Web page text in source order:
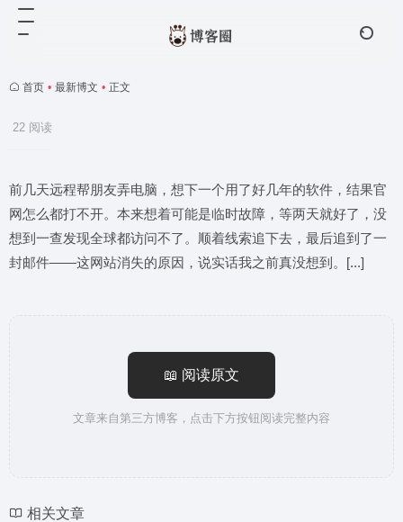
首页 • 最新博文 • 正文
22 阅读
前几天远程帮朋友弄电脑，想下一个用了好几年的软件，结果官
网怎么都打不开。本来想着可能是临时故障，等两天就好了，没
想到一查发现全球都访问不了。顺着线索追下去，最后追到了一
封邮件——这网站消失的原因，说实话我之前真没想到。[...]
📖 阅读原文
文章来自第三方博客，点击下方按钮阅读完整内容
相关文章